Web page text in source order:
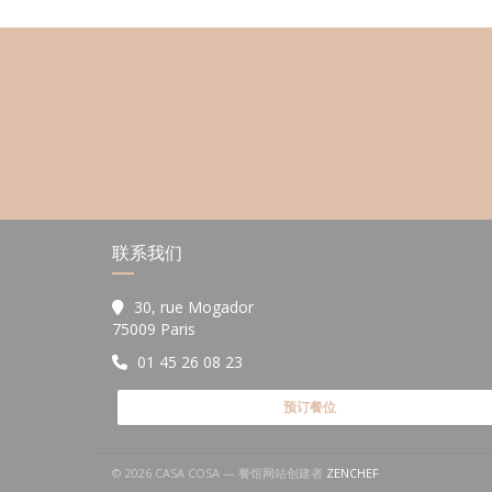
联系我们
30, rue Mogador
75009 Paris
01 45 26 08 23
预订餐位
© 2026 CASA COSA — 餐馆网站创建者 ZENCHEF((在新窗口中打开))